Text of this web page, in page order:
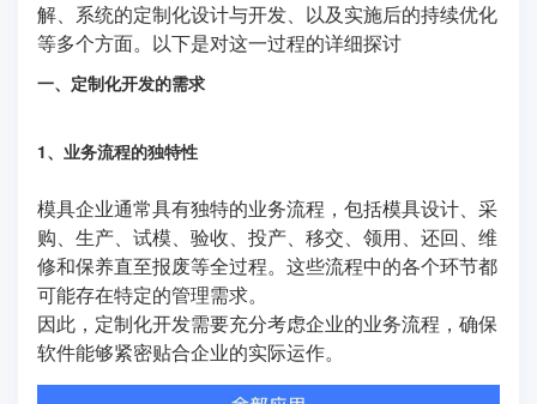
解、系统的定制化设计与开发、以及实施后的持续优化
等多个方面。以下是对这一过程的详细探讨
一、定制化开发的需求
1、业务流程的独特性
模具企业通常具有独特的业务流程，包括模具设计、采
购、生产、试模、验收、投产、移交、领用、还回、维
修和保养直至报废等全过程。这些流程中的各个环节都
可能存在特定的管理需求。
因此，定制化开发需要充分考虑企业的业务流程，确保
软件能够紧密贴合企业的实际运作。